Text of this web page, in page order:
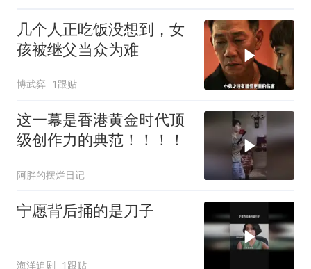
几个人正吃饭没想到，女
孩被继父当众为难
博武弈 1跟贴
这一幕是香港黄金时代顶
级创作力的典范！！！！
阿胖的摆烂日记
宁愿背后捅的是刀子
海洋追剧 1跟贴